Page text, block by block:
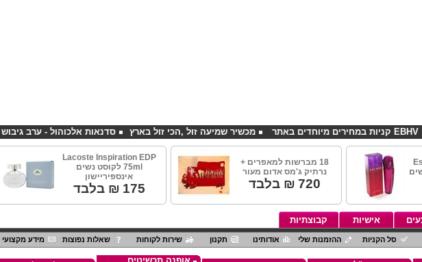
סדנאות אלכוהול - ערב גיבוש לחברות מכשיר שמיעה זול ,הכי זול בארץ
18 מברשות למאפרים +
נרתיק ג'מס אדום מעור
720 ₪ בלבד
Lacoste Inspiration EDP
75ml לקוסט נשים
אינספיריישון
175 ₪ בלבד
אישיות קבוצתיות
סל הקניות ההזמנות שלי אודותינו תקנון שירות לקוחות שאלות נפוצות מידע מקצועי